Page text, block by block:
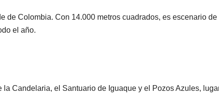
de Colombia. Con 14.000 metros cuadrados, es escenario de
el año.
Candelaria, el Santuario de Iguaque y el Pozos Azules,